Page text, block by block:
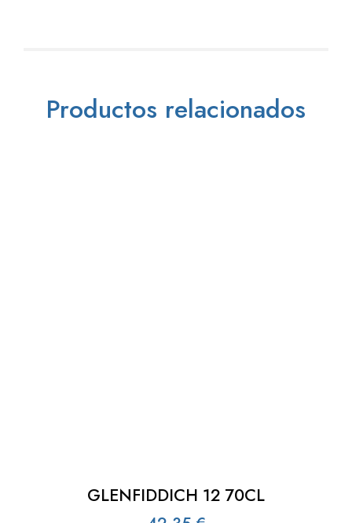
Productos relacionados
GLENFIDDICH 12 70CL